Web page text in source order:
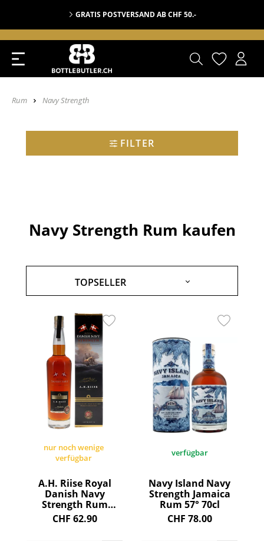
GRATIS POSTVERSAND AB CHF 50.-
Rum Navy Strength
FILTER
Navy Strength Rum kaufen
nur noch wenige
verfügbar
A.H. Riise Royal
Danish Navy
Strength Rum
Based Spirit Drink
55° 70cl
CHF 62.90
verfügbar
Navy Island Navy
Strength Jamaica
Rum 57° 70cl
CHF 78.00